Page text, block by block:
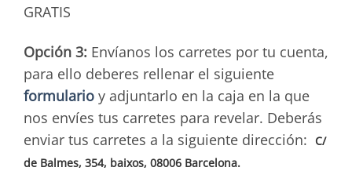
GRATIS
Opción 3: Envíanos los carretes por tu cuenta,
para ello deberes rellenar el siguiente
formulario y adjuntarlo en la caja en la que
nos envíes tus carretes para revelar. Deberás
enviar tus carretes a la siguiente dirección: C/
de Balmes, 354, baixos, 08006 Barcelona.